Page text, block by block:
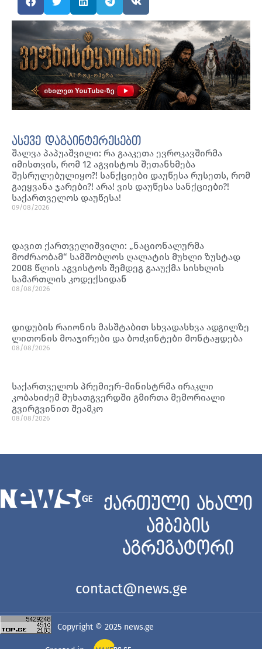
ასევე დაგაინტერესებთ
შალვა პაპუაშვილი: რა გააკეთა ევროკავშირმა
იმისთვის, რომ 12 აგვისტოს შეთანხმება
შესრულებულიყო?! სანქციები დაუწესა რუსეთს, რომ
გაეყვანა ჯარები?! არა! ვის დაუწესა სანქციები?!
საქართველოს დაუწესა!
09/08/2026
დავით ქართველიშვილი: „ნაციონალურმა
მოძრაობამ“ სამშობლოს ღალატის მუხლი ზუსტად
2008 წლის აგვისტოს შემდეგ გააუქმა სისხლის
სამართლის კოდექსიდან
08/08/2026
დიდუბის რაიონის მასშტაბით სხვადასხვა ადგილზე
ლითონის მოაჯირები და ბოძკინტები მონტაჟდება
08/08/2026
საქართველოს პრემიერ-მინისტრმა ირაკლი
კობახიძემ მუხათგვერდში გმირთა მემორიალი
გვირგვინით შეამკო
08/08/2026
ქართული ახალი
ამბების
აგრეგატორი
contact@news.ge
Copyright © 2025 news.ge